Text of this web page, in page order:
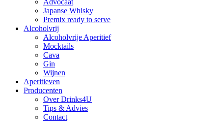
Advocaat
Japanse Whisky
Premix ready to serve
Alcoholvrij
Alcoholvrije Aperitief
Mocktails
Cava
Gin
Wijnen
Aperitieven
Producenten
Over Drinks4U
Tips & Advies
Contact